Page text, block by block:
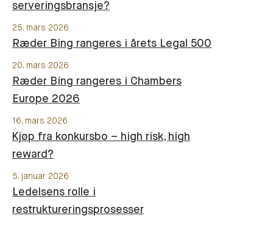
serveringsbransje?
25. mars 2026
Ræder Bing rangeres i årets Legal 500
20. mars 2026
Ræder Bing rangeres i Chambers
Europe 2026
16. mars 2026
Kjøp fra konkursbo – high risk, high
reward?
5. januar 2026
Ledelsens rolle i
restruktureringsprosesser